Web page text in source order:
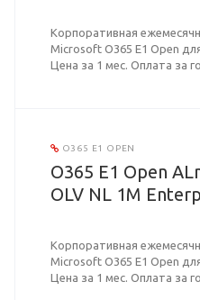
Корпоративная
Microsoft O365 E1 Open
Цена за 1 мес. Оплата за
O365 E1 OPEN
O365 E1 Open
OLV NL 1M
Корпоративная
Microsoft O365 E1 Open
Цена за 1 мес. Оплата за